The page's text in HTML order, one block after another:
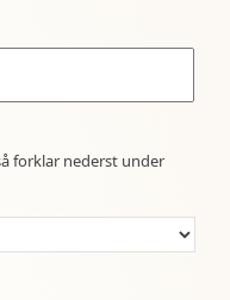
forklar nederst under